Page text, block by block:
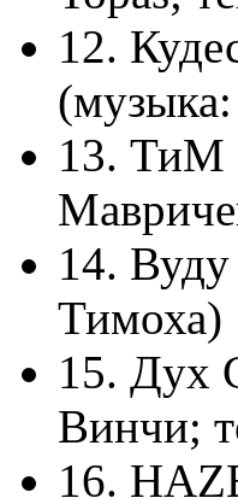
12.
13. ТиМ
14.
Тимоха)
15. Дух
Винчи;
16.